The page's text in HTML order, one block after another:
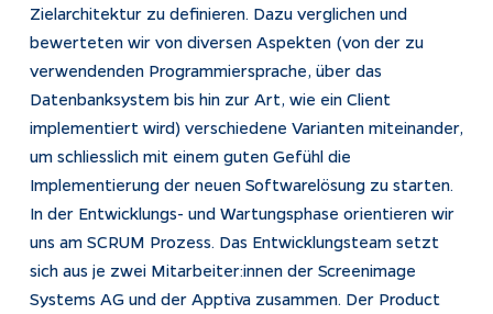
Zielarchitektur zu definieren. Dazu verglichen und
bewerteten wir von diversen Aspekten (von der zu
verwendenden Programmiersprache, über das
Datenbanksystem bis hin zur Art, wie ein Client
implementiert wird) verschiedene Varianten miteinander,
um schliesslich mit einem guten Gefühl die
Implementierung der neuen Softwarelösung zu starten.
In der Entwicklungs- und Wartungsphase orientieren wir
uns am SCRUM Prozess. Das Entwicklungsteam setzt
sich aus je zwei Mitarbeiter:innen der Screenimage
Systems AG und der Apptiva zusammen. Der Product